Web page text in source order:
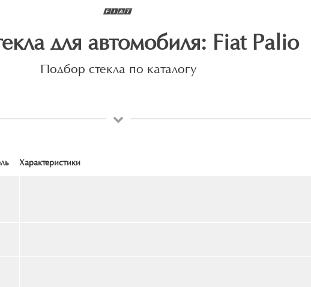
для автомобиля: Fiat Palio
Подбор стекла по каталогу
Характеристики